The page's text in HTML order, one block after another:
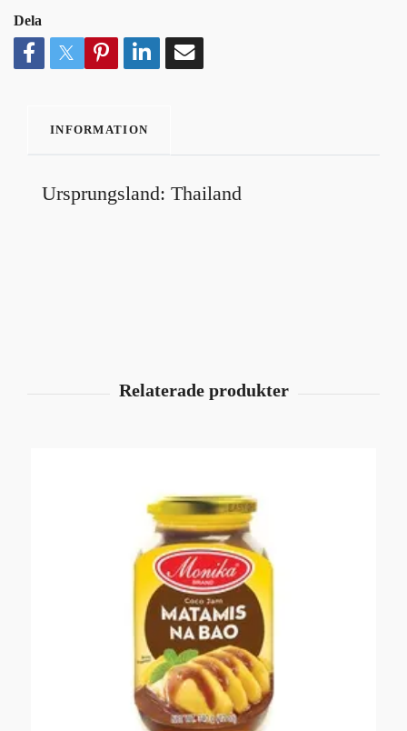
Dela
INFORMATION
Ursprungsland: Thailand